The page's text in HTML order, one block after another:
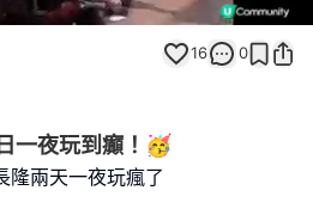
Loaded:
100.00%
Unmute
16 0
一夜玩到癲！🥳
隆兩天一夜玩瘋了